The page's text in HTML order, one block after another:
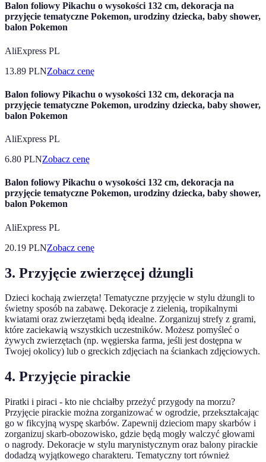
Balon foliowy Pikachu o wysokości 132 cm, dekoracja na
przyjęcie tematyczne Pokemon, urodziny dziecka, baby shower,
balon Pokemon
AliExpress PL
13.89 PLNZobacz cenę
Balon foliowy Pikachu o wysokości 132 cm, dekoracja na
przyjęcie tematyczne Pokemon, urodziny dziecka, baby shower,
balon Pokemon
AliExpress PL
6.80 PLNZobacz cenę
Balon foliowy Pikachu o wysokości 132 cm, dekoracja na
przyjęcie tematyczne Pokemon, urodziny dziecka, baby shower,
balon Pokemon
AliExpress PL
20.19 PLNZobacz cenę
3. Przyjęcie zwierzęcej dżungli
Dzieci kochają zwierzęta! Tematyczne przyjęcie w stylu dżungli to
świetny sposób na zabawę. Dekoracje z zielenią, tropikalnymi
kwiatami oraz zwierzętami będą idealne. Zorganizuj strefy z grami,
które zaciekawią wszystkich uczestników. Możesz pomyśleć o
żywych zwierzętach (np. węgierska farma, jeśli jest dostępna w
Twojej okolicy) lub o greckich zdjęciach na ściankach zdjęciowych.
4. Przyjęcie pirackie
Piratki i piraci - kto nie chciałby przeżyć przygody na morzu?
Przyjęcie pirackie można zorganizować w ogrodzie, przekształcając
go w fikcyjną wyspę skarbów. Zapewnij dzieciom mapy skarbów i
zorganizuj skarb-obozowisko, gdzie będą mogły walczyć głowami
o nagrody. Dekoracje w stylu marynistycznym oraz balony pirackie
dodadzą wyjątkowego charakteru. Tematyczny tort również